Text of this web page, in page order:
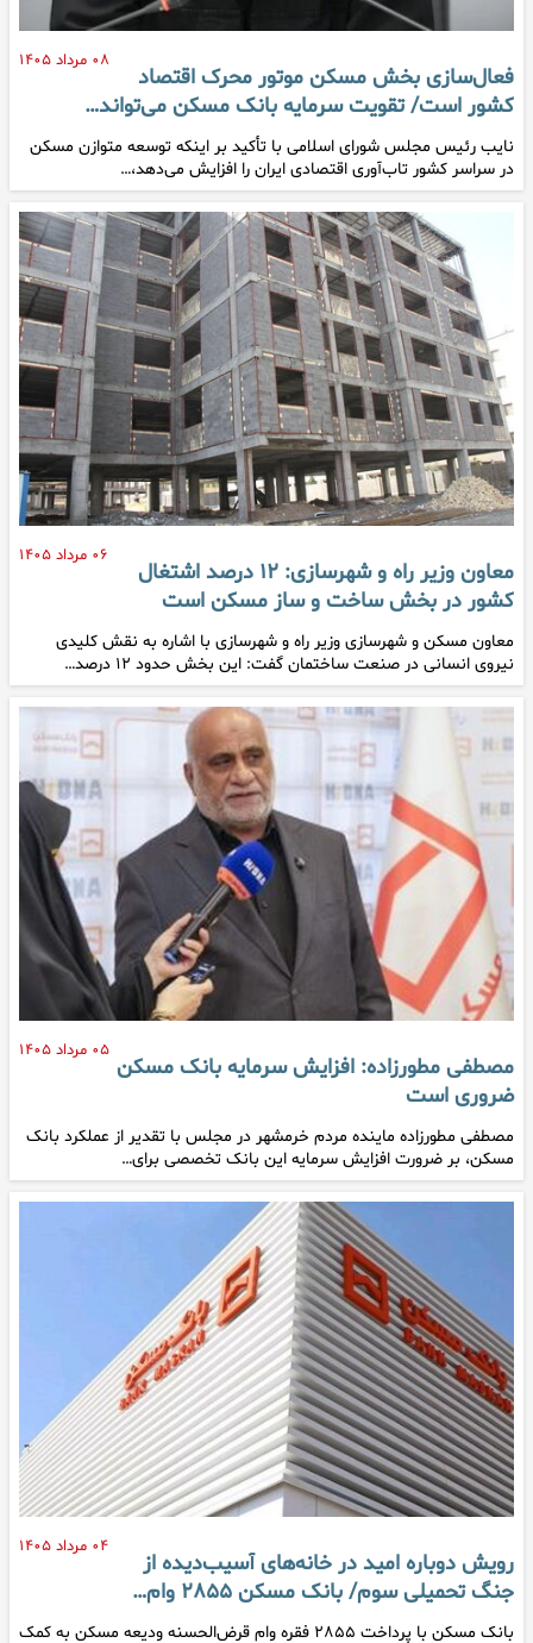
۰۸ مرداد ۱۴۰۵
فعال‌سازی بخش مسکن موتور محرک اقتصاد
کشور است/ تقویت سرمایه بانک مسکن می‌تواند…
نایب رئیس مجلس شورای اسلامی با تأکید بر اینکه توسعه متوازن مسکن
در سراسر کشور تاب‌آوری اقتصادی ایران را افزایش می‌دهد،…
۰۶ مرداد ۱۴۰۵
معاون وزیر راه و شهرسازی: ۱۲ درصد اشتغال
کشور در بخش ساخت و ساز مسکن است
معاون مسکن و شهرسازی وزیر راه و شهرسازی با اشاره به نقش کلیدی
نیروی انسانی در صنعت ساختمان گفت: این بخش حدود ۱۲ درصد…
۰۵ مرداد ۱۴۰۵
مصطفی مطورزاده: افزایش سرمایه بانک مسکن
ضروری است
مصطفی مطورزاده ماینده مردم خرمشهر در مجلس با تقدیر از عملکرد بانک
مسکن، بر ضرورت افزایش سرمایه این بانک تخصصی برای…
۰۴ مرداد ۱۴۰۵
رویش دوباره امید در خانه‌های آسیب‌دیده از
جنگ تحمیلی سوم/ بانک مسکن ۲۸۵۵ وام…
بانک مسکن با پرداخت ۲۸۵۵ فقره وام قرض‌الحسنه ودیعه مسکن به کمک